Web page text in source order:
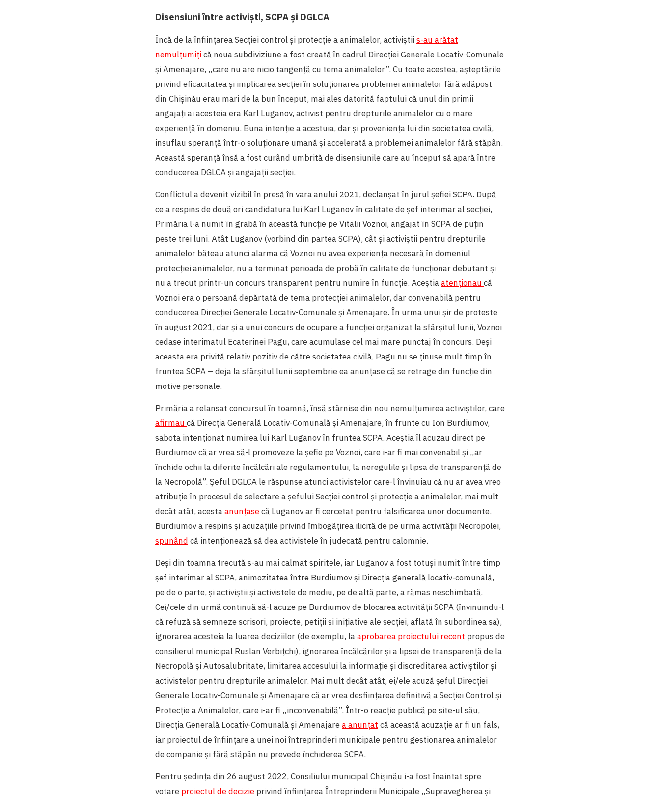
Disensiuni între activiști, SCPA și DGLCA
Încă de la înființarea Secției control și protecție a animalelor, activiștiis-au arătat
nemulțumițică noua subdiviziune a fost creată în cadrul Direcției Generale Locativ-Comunale
și Amenajare, „care nu are nicio tangență cu tema animalelor”. Cu toate acestea, așteptările
privind eficacitatea și implicarea secției în soluționarea problemei animalelor fără adăpost
din Chișinău erau mari de la bun început, mai ales datorită faptului că unul din primii
angajați ai acesteia era Karl Luganov, activist pentru drepturile animalelor cu o mare
experiență în domeniu. Buna intenție a acestuia, dar și proveniența lui din societatea civilă,
insuflau speranță într-o soluționare umană și accelerată a problemei animalelor fără stăpân.
Această speranță însă a fost curând umbrită de disensiunile care au început să apară între
conducerea DGLCA și angajații secției.
Conflictul a devenit vizibil în presă în vara anului 2021, declanșat în jurul șefiei SCPA. După
ce a respins de două ori candidatura lui Karl Luganov în calitate de șef interimar al secției,
Primăria l-a numit în grabă în această funcție pe Vitalii Voznoi, angajat în SCPA de puțin
peste trei luni. Atât Luganov (vorbind din partea SCPA), cât și activiștii pentru drepturile
animalelor băteau atunci alarma că Voznoi nu avea experiența necesară în domeniul
protecției animalelor, nu a terminat perioada de probă în calitate de funcționar debutant și
nu a trecut printr-un concurs transparent pentru numire în funcție. Aceștiaatenționau că
Voznoi era o persoană depărtată de tema protecției animalelor, dar convenabilă pentru
conducerea Direcției Generale Locativ-Comunale și Amenajare. În urma unui șir de proteste
în august 2021, dar și a unui concurs de ocupare a funcției organizat la sfârșitul lunii, Voznoi
cedase interimatul Ecaterinei Pagu, care acumulase cel mai mare punctaj în concurs. Deși
aceasta era privită relativ pozitiv de către societatea civilă, Pagu nu se ținuse mult timp în
fruntea SCPA – deja la sfârșitul lunii septembrie ea anunțase că se retrage din funcție din
motive personale.
Primăria a relansat concursul în toamnă, însă stârnise din nou nemulțumirea activiștilor, care
afirmau că Direcția Generală Locativ-Comunală și Amenajare, în frunte cu Ion Burdiumov,
sabota intenționat numirea lui Karl Luganov în fruntea SCPA. Aceștia îl acuzau direct pe
Burdiumov că ar vrea să-l promoveze la șefie pe Voznoi, care i-ar fi mai convenabil și „ar
închide ochii la diferite încălcări ale regulamentului, la neregulile și lipsa de transparență de
la Necropolă”. Șeful DGLCA le răspunse atunci activistelor care-l învinuiau că nu ar avea vreo
atribuție în procesul de selectare a șefului Secției control și protecție a animalelor, mai mult
decât atât, acestaanunțasecă Luganov ar fi cercetat pentru falsificarea unor documente.
Burdiumov a respins și acuzațiile privind îmbogățirea ilicită de pe urma activității Necropolei,
spunând că intenționează să dea activistele în judecată pentru calomnie.
Deși din toamna trecută s-au mai calmat spiritele, iar Luganov a fost totuși numit între timp
șef interimar al SCPA, animozitatea între Burdiumov și Direcția generală locativ-comunală,
pe de o parte, și activiștii și activistele de mediu, pe de altă parte, a rămas neschimbată.
Cei/cele din urmă continuă să-l acuze pe Burdiumov de blocarea activității SCPA (învinuindu-l
că refuză să semneze scrisori, proiecte, petiții și inițiative ale secției, aflată în subordinea sa),
ignorarea acesteia la luarea deciziilor (de exemplu, laaprobarea proiectului recent propus de
consilierul municipal Ruslan Verbițchi), ignorarea încălcărilor și a lipsei de transparență de la
Necropolă și Autosalubritate, limitarea accesului la informație și discreditarea activiștilor și
activistelor pentru drepturile animalelor. Mai mult decât atât, ei/ele acuză șeful Direcției
Generale Locativ-Comunale și Amenajare că ar vrea desființarea definitivă a Secției Control și
Protecție a Animalelor, care i-ar fi „inconvenabilă”. Într-o reacție publică pe site-ul său,
Direcția Generală Locativ-Comunală și Amenajarea anunțat că această acuzație ar fi un fals,
iar proiectul de înființare a unei noi întreprinderi municipale pentru gestionarea animalelor
de companie și fără stăpân nu prevede închiderea SCPA.
Pentru ședința din 26 august 2022, Consiliului municipal Chișinău i-a fost înaintat spre
votare proiectul de decizie privind înființarea Întreprinderii Municipale „Supravegherea și